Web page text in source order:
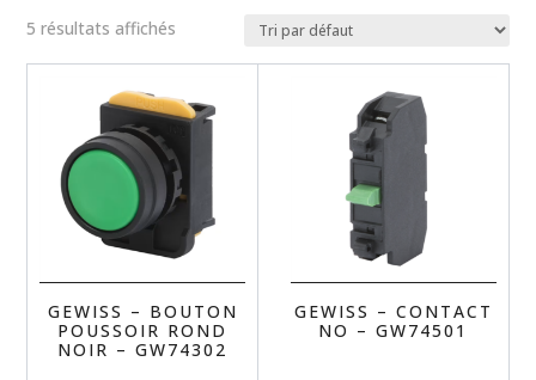
5 résultats affichés
GEWISS – BOUTON
POUSSOIR ROND
NOIR – GW74302
GEWISS – CONTACT
NO – GW74501